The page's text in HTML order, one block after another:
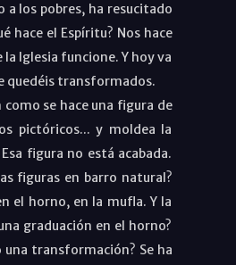
los pobres, ha resucitado
hace el Espíritu? Nos hace
Iglesia funcione. Y hoy va
quedéis transformados.
se hace una figura de
pictóricos... y moldea la
figura no está acabada.
figuras en barro natural?
el horno, en la mufla. Y la
graduación en el horno?
una transformación? Se ha